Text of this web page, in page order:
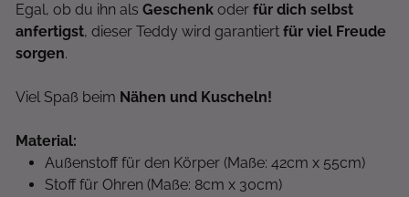
Egal, ob du ihn als Geschenk oder für dich selbst
anfertigst, dieser Teddy wird garantiert für viel Freude
sorgen.
Viel Spaß beim Nähen und Kuscheln!
Material:
Außenstoff für den Körper (Maße: 42cm x 55cm)
Stoff für Ohren (Maße: 8cm x 30cm)